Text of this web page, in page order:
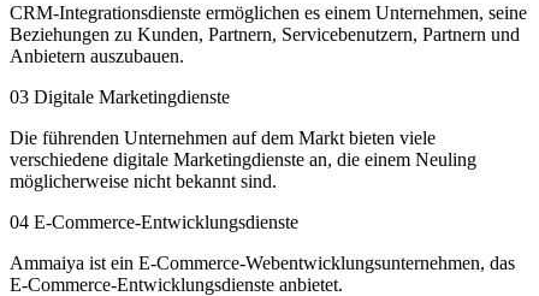
CRM-Integrationsdienste ermöglichen es einem Unternehmen, seine
Beziehungen zu Kunden, Partnern, Servicebenutzern, Partnern und
Anbietern auszubauen.
03 Digitale Marketingdienste
Die führenden Unternehmen auf dem Markt bieten viele
verschiedene digitale Marketingdienste an, die einem Neuling
möglicherweise nicht bekannt sind.
04 E-Commerce-Entwicklungsdienste
Ammaiya ist ein E-Commerce-Webentwicklungsunternehmen, das
E-Commerce-Entwicklungsdienste anbietet.